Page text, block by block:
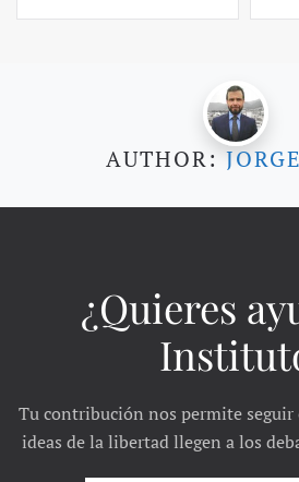
AUTHOR:
¿Quieres
Tu contribución nos permite seguir
ideas de la libertad llegen a los